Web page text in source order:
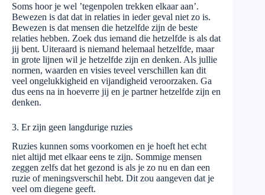
Soms hoor je wel ’tegenpolen trekken elkaar aan’.
Bewezen is dat dat in relaties in ieder geval niet zo is.
Bewezen is dat mensen die hetzelfde zijn de beste
relaties hebben. Zoek dus iemand die hetzelfde is als dat
jij bent. Uiteraard is niemand helemaal hetzelfde, maar
in grote lijnen wil je hetzelfde zijn en denken. Als jullie
normen, waarden en visies teveel verschillen kan dit
veel ongelukkigheid en vijandigheid veroorzaken. Ga
dus eens na in hoeverre jij en je partner hetzelfde zijn en
denken.
3. Er zijn geen langdurige ruzies
Ruzies kunnen soms voorkomen en je hoeft het echt
niet altijd met elkaar eens te zijn. Sommige mensen
zeggen zelfs dat het gezond is als je zo nu en dan een
ruzie of meningsverschil hebt. Dit zou aangeven dat je
veel om diegene geeft.